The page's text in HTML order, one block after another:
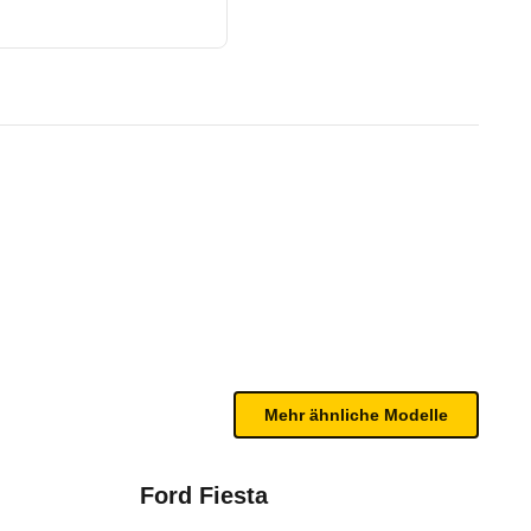
Fahrzeug.
sind, entnehmen Sie bitte dem Rückruf, da
Ford Fiesta
Mehr ähnliche Modelle